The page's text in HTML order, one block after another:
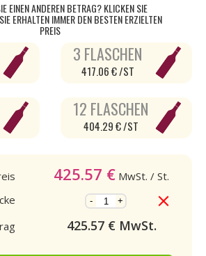
EINEN ANDEREN BETRAG? KLICKEN SIE
ERHALTEN IMMER DEN BESTEN ERZIELTEN
PREIS
3 FLASCHEN
417.06 € /ST
12 FLASCHEN
404.29 € /ST
425.57 € MwSt. / St.
- +
425.57€ MwSt.